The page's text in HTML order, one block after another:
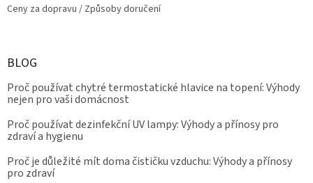
Ceny za dopravu / Způsoby doručení
BLOG
Proč používat chytré termostatické hlavice na topení: Výhody
nejen pro vaši domácnost
Proč používat dezinfekční UV lampy: Výhody a přínosy pro
zdraví a hygienu
Proč je důležité mít doma čističku vzduchu: Výhody a přínosy
pro zdraví